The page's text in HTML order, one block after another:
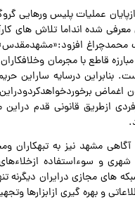
عملیات پلیس ورهایی
شده انداما تلاش های
محمدچراغ
قاطع با مجرمان
بنابراین درسایه ساراین
ازطریق قانونی قدم
مشهد نیز به تبهکاران
شهری و سوءاستفاده
های مجازی درایران دیگرنه
و بهره گیری ازابزارها